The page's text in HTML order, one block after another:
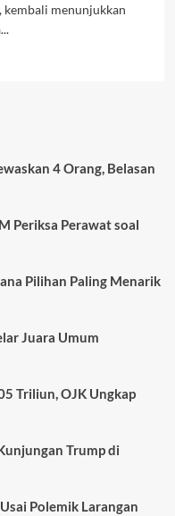
kembali menunjukkan
4 Orang, Belasan
Periksa Perawat soal
Pilihan Paling Menarik
Juara Umum
Triliun, OJK Ungkap
Trump di
Polemik Larangan